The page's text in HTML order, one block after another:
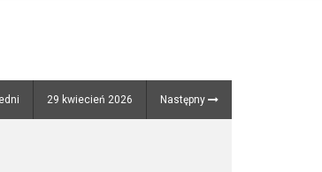
29 kwiecień 2026 Następny